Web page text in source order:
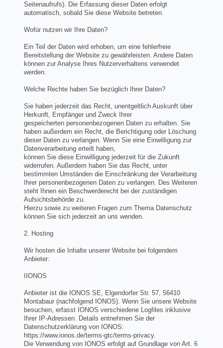
Seitenaufrufs). Die Erfassung dieser Daten erfolgt
automatisch, sobald Sie diese Website betreten.
Wofür nutzen wir Ihre Daten?
Ein Teil der Daten wird erhoben, um eine fehlerfreie
Bereitstellung der Website zu gewährleisten. Andere Daten
können zur Analyse Ihres Nutzerverhaltens verwendet
werden.
Welche Rechte haben Sie bezüglich Ihrer Daten?
Sie haben jederzeit das Recht, unentgeltlich Auskunft über
Herkunft, Empfänger und Zweck Ihrer
gespeicherten personenbezogenen Daten zu erhalten. Sie
haben außerdem ein Recht, die Berichtigung oder Löschung
dieser Daten zu verlangen. Wenn Sie eine Einwilligung zur
Datenverarbeitung erteilt haben,
können Sie diese Einwilligung jederzeit für die Zukunft
widerrufen. Außerdem haben Sie das Recht, unter
bestimmten Umständen die Einschränkung der Verarbeitung
Ihrer personenbezogenen Daten zu verlangen. Des Weiteren
steht Ihnen ein Beschwerderecht bei der zuständigen
Aufsichtsbehörde zu.
Hierzu sowie zu weiteren Fragen zum Thema Datenschutz
können Sie sich jederzeit an uns wenden.
2. Hosting
Wir hosten die Inhalte unserer Website bei folgendem
Anbieter:
IIONOS
Anbieter ist die IONOS SE, Elgendorfer Str. 57, 56410
Montabaur (nachfolgend IONOS). Wenn Sie unsere Website
besuchen, erfasst IONOS verschiedene Logfiles inklusive
Ihrer IP-Adressen. Details entnehmen Sie der
Datenschutzerklärung von IONOS:
https://www.ionos.de/terms-gtc/terms-privacy.
Die Verwendung von IONOS erfolgt auf Grundlage von Art. 6